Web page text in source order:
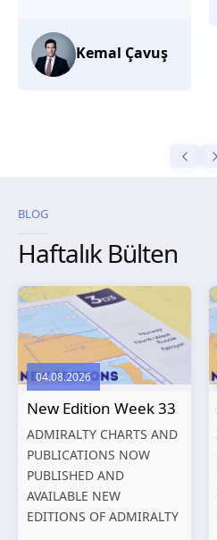
BLOG
Haftalık Bülten
04.08.2026
New Edition Week 33
ADMIRALTY CHARTS AND
PUBLICATIONS NOW
PUBLISHED AND
AVAILABLE NEW
EDITIONS OF ADMIRALTY